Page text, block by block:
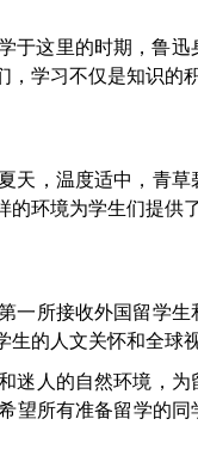
这里的时期，鲁迅
学习不仅是知识的
天，温度适中，青
环境为学生们提供
一所接收外国留学
的人文关怀和全球
迷人的自然环境，
望所有准备留学的